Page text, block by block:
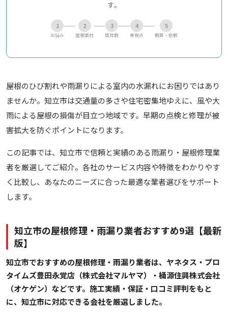
す。
1
お悩み
2
屋根素材
3
築年数
4
重視点
5
概算・依頼
屋根のひび割れや雨漏りによる室内の水漏れにお困りではあり
ませんか。知立市は交通量の多さや住宅密集地ゆえに、風や大
雨による屋根の損傷が目立つ地域です。早期の点検と修理が被
害拡大を防ぐポイントになります。
この記事では、知立市で信頼と実績のある雨漏り・屋根修理業
者を厳選してご紹介。各社のサービス内容や特徴をわかりやす
く比較し、あなたのニーズに合った最適な業者選びをサポート
します。
知立市の屋根修理・雨漏り業者おすすめ9選【最新
版】
知立市でおすすめの屋根修理・雨漏り業者は、ヤネタス・プロ
タイムズ豊田永覚店（株式会社マルヤマ）・桶源住興株式会社
（オケゲン）などです。施工実績・保証・口コミ評判をもと
に、知立市に対応できる会社を厳選しました。